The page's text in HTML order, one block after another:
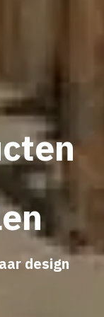
design